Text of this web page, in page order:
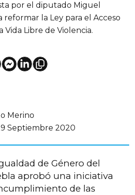
por el diputado Miguel
reformar la Ley para el Acceso
Vida Libre de Violencia.
Merino
Septiembre 2020
de Género del
aprobó una iniciativa
de las